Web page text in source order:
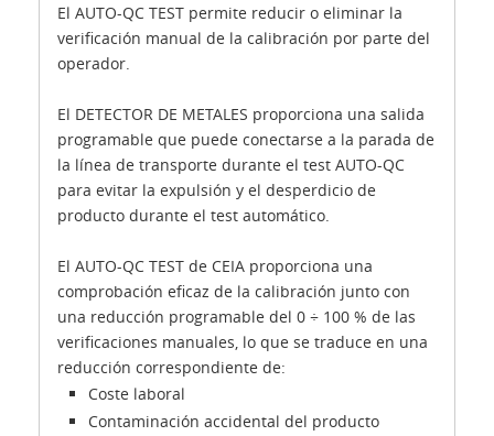
El AUTO-QC TEST permite reducir o eliminar la
verificación manual de la calibración por parte del
operador.
El DETECTOR DE METALES proporciona una salida
programable que puede conectarse a la parada de
la línea de transporte durante el test AUTO-QC
para evitar la expulsión y el desperdicio de
producto durante el test automático.
El AUTO-QC TEST de CEIA proporciona una
comprobación eficaz de la calibración junto con
una reducción programable del 0 ÷ 100 % de las
verificaciones manuales, lo que se traduce en una
reducción correspondiente de:
Coste laboral
Contaminación accidental del producto